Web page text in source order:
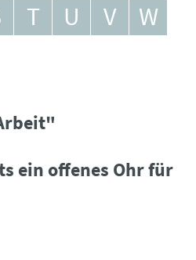
T U V
W
ein offenes Ohr für